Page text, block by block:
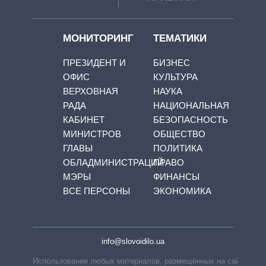
МОНИТОРИНГ
ПРЕЗИДЕНТ И
ОФИС
ВЕРХОВНАЯ
РАДА
КАБИНЕТ
МИНИСТРОВ
ГЛАВЫ
ОБЛАДМИНИСТРАЦИЙ
МЭРЫ
ВСЕ ПЕРСОНЫ
ТЕМАТИКИ
БИЗНЕС
КУЛЬТУРА
НАУКА
НАЦИОНАЛЬНАЯ
БЕЗОПАСНОСТЬ
ОБЩЕСТВО
ПОЛИТИКА
ПРАВО
ФИНАНСЫ
ЭКОНОМИКА
info@slovoidilo.ua
Использование любых материалов, размещённых на сайте,